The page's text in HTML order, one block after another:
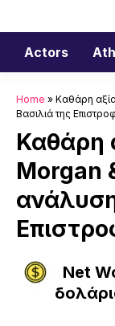
σε
περιεχόμενο
Actors
Home » Καθάρη
Βασιλιά της
Καθάρη
Morgan
Net